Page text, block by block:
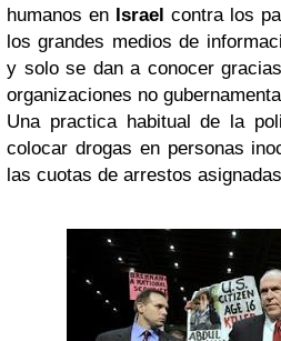
humanos en Israel contra los
los grandes medios de
y solo se dan a conocer
organizaciones no
Una practica habitual de la
colocar drogas en personas
las cuotas de arrestos